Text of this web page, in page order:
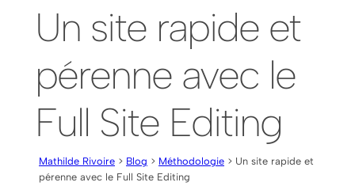
Un site rapide et
pérenne avec le
Full Site Editing
Mathilde Rivoire > Blog > Méthodologie > Un site rapide et
pérenne avec le Full Site Editing